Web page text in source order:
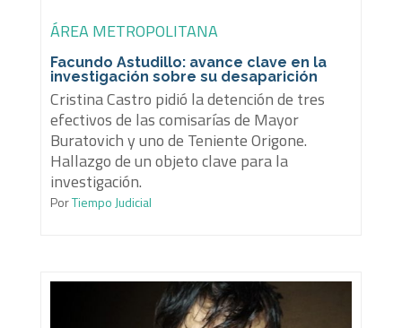
ÁREA METROPOLITANA
Facundo Astudillo: avance clave en la
investigación sobre su desaparición
Cristina Castro pidió la detención de tres
efectivos de las comisarías de Mayor
Buratovich y uno de Teniente Origone.
Hallazgo de un objeto clave para la
investigación.
PorTiempo Judicial